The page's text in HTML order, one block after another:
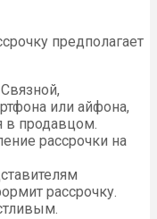
предполагает
или айфона,
в продавцом.
рассрочки на
рассрочку.